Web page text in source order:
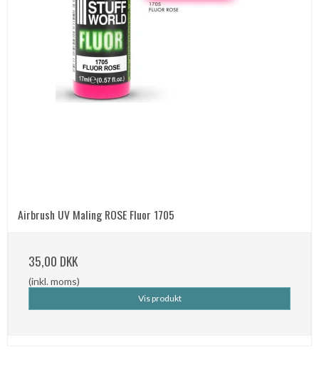
Airbrush UV Maling ROSE Fluor 1705
35,00 DKK
(inkl. moms)
Vis produkt